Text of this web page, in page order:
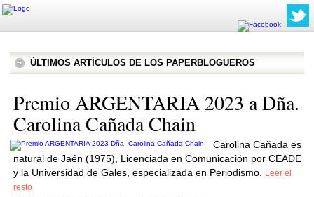
ÚLTIMOS ARTÍCULOS DE LOS PAPERBLOGUEROS
Premio ARGENTARIA 2023 a Dña.
Carolina Cañada Chain
Carolina Cañada es
natural de Jaén (1975), Licenciada en Comunicación por CEADE
y la Universidad de Gales, especializada en Periodismo.
Leer el
resto